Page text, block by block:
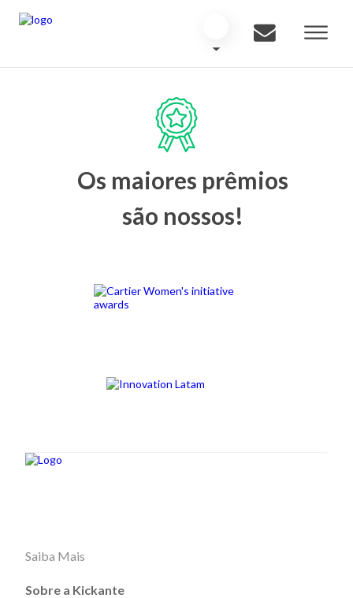
Os maiores prêmios
são nossos!
Saiba Mais
Sobre a Kickante